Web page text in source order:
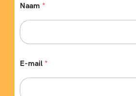
Naam *
E-mail *